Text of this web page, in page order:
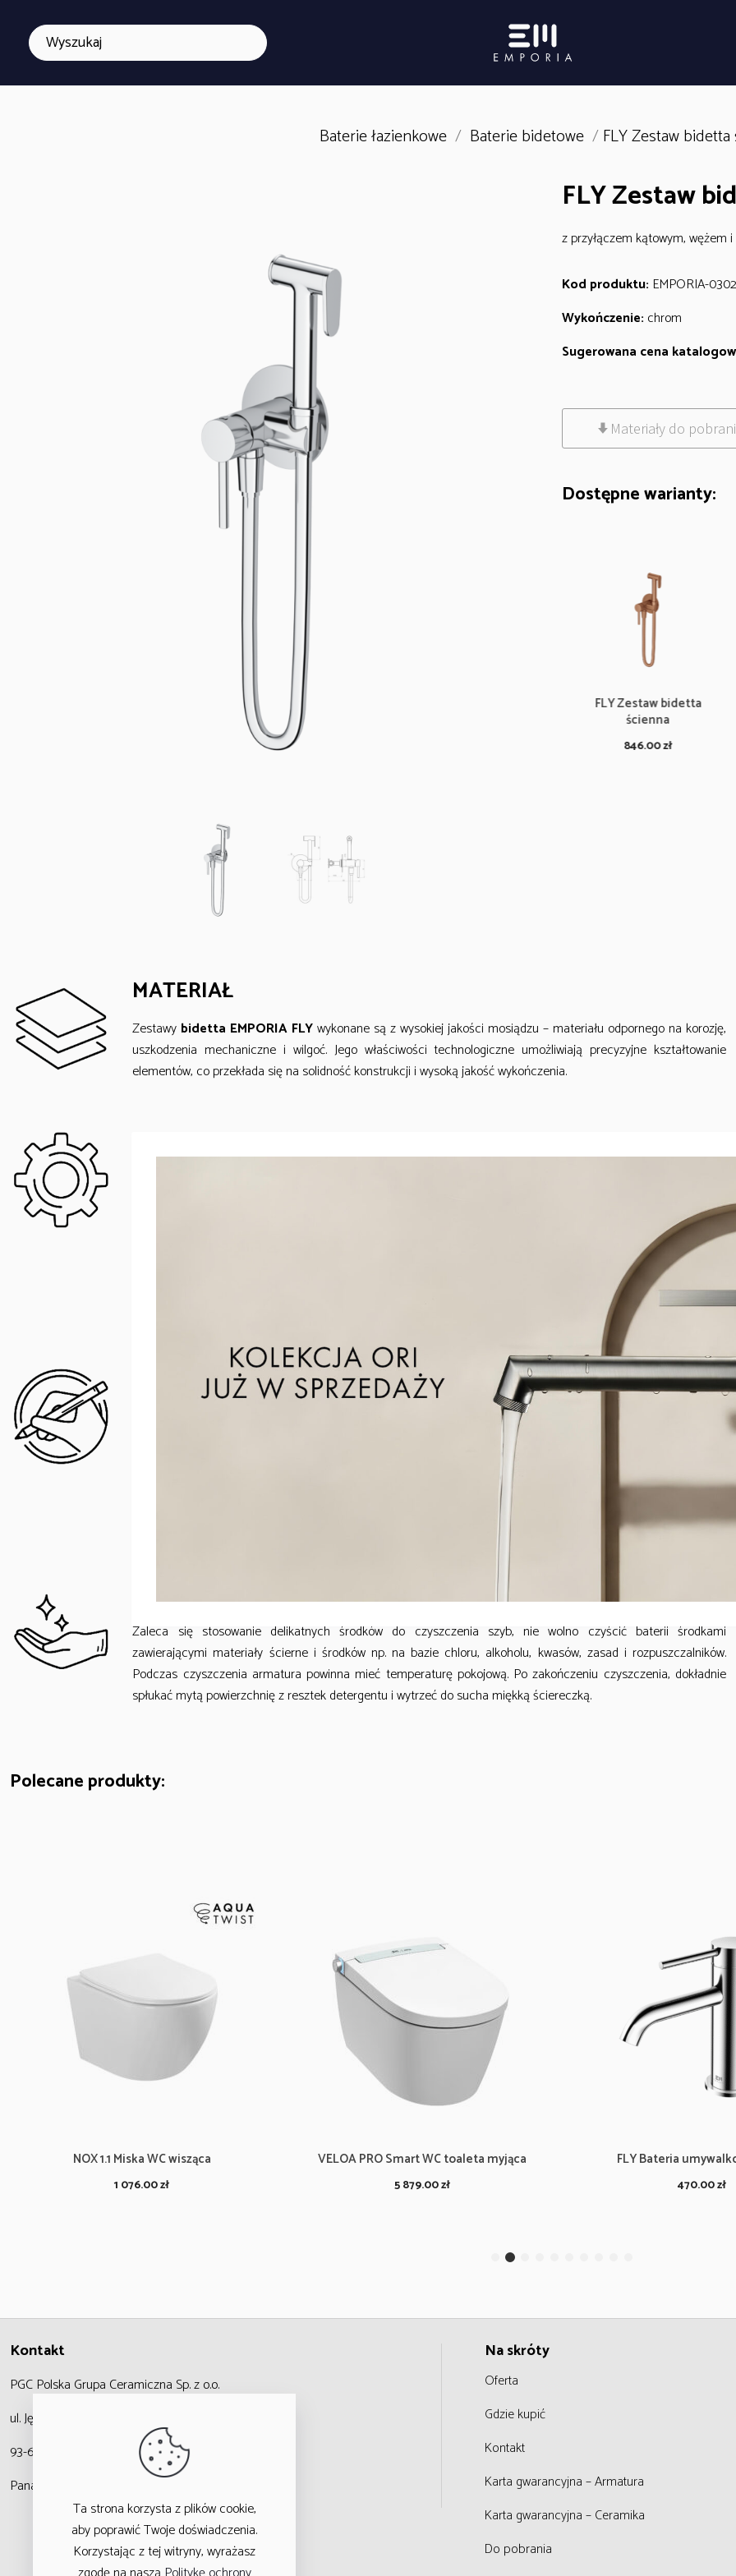
Baterie łazienkowe / Baterie bidetowe /FLY Zestaw
FLY Zestaw
z przyłączem kątowym, wężem
Kod produktu: EMPORIA-
Wykończenie: chrom
Sugerowana cena
Materiały do
Dostępne warianty:
FLY Zestaw bidetta
ścienna
846.00zł
MATERIAŁ
Zestawy bidetta EMPORIA FLYwykonane są z wysokiej jakości mosiądzu – materiału odpornego na korozję,
uszkodzenia mechaniczne i wilgoć. Jego właściwości technologiczne umożliwiają precyzyjne kształtowanie
elementów, co przekłada się na solidność konstrukcji i wysoką jakość wykończenia.
Chromowanie galwaniczne to proces elektrolityczny nakładania warstwy chromu na powierzchnie, zapewniający
1. Niklowanie – Pokrycie przedmiotu warstwa niklu, która zwiększa odporność na korozje i stanowi bazę dla
2. Chromowanie – Osadzenie cienkiej warstwy chromu na powierzchni poprzez zanurzenie w kąpieli
elektrolitycznej i przepuszczenie prądu elektrycznego, co nadaje przedmiotowi połysk oraz dodatkowa ochronę.
DESIGN
Kolekcja FLY to wyraz świadomego podejścia do projektowania – łączącego minimalistyczną elegancję z
dopracowaną, zmysłową formą. Smukła sylwetka, miękkie linie i precyzyjne detale sprawiają, że baterie z tej linii
wnoszą do wnętrza lekkość, subtelność i ponadczasowy styl. FLY to wybór dla tych, którzy szukają piękna, ale nie
kosztem funkcjonalności. Każdy element kolekcji został zaprojektowany z myślą o harmonii – cylindryczne bryły
korpusów płynnie współgrają z delikatnie zaoblonymi krawędziami, tworząc spójną, organiczną całość.
Zredukowane do minimum uchwyty dopełniają estetyki i zapewniają pełną wygodę użytkowania.
PIELĘGNACJA
Zaleca się stosowanie delikatnych środków do czyszczenia szyb, nie wolno czyścić baterii środkami
zawierającymi materiały ścierne i środków np. na bazie chloru, alkoholu, kwasów, zasad i rozpuszczalników.
Podczas czyszczenia armatura powinna mieć temperaturę pokojową. Po zakończeniu czyszczenia, dokładnie
spłukać mytą powierzchnię z resztek detergentu i wytrzeć do sucha miękką ściereczką.
Polecane produkty:
NOX 1.1 Miska WC wisząca
1 076.00zł
VELOA PRO Smart WC toaleta myjąca
5 879.00zł
FLY Bateria
470.00zł
Kontakt
PGC Polska Grupa Ceramiczna Sp. z o.o.
ul. Jędrzejowska 47,
93-636 Łódź
Panattoni Logistic Hub
Na skróty
Oferta
Gdzie kupić
Kontakt
Karta gwarancyjna – Armatura
Karta gwarancyjna – Ceramika
Do pobrania
Ta strona korzysta z plików cookie,
aby poprawić Twoje doświadczenia.
Korzystając z tej witryny, wyrażasz